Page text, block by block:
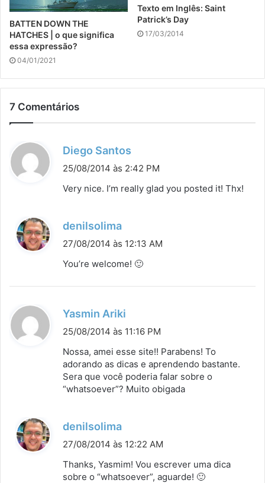
BATTEN DOWN THE
HATCHES | o que significa
essa expressão?
04/01/2021
Texto em Inglês: Saint
Patrick’s Day
17/03/2014
7 Comentários
Diego Santos
i
25/08/2014 às 2:42 PM
Very nice. I’m really glad you posted it! Thx!
denilsolima
e
27/08/2014 às 12:13 AM
You’re welcome! 🙂
Yasmin Ariki
i
s
e
:
25/08/2014 às 11:16 PM
Nossa, amei esse site!! Parabens! To
adorando as dicas e aprendendo bastante.
Sera que você poderia falar sobre o
“whatsoever”? Muito obigada
denilsolima
s
27/08/2014 às 12:22 AM
Thanks, Yasmim! Vou escrever uma dica
sobre o “whatsoever”, aguarde! 🙂